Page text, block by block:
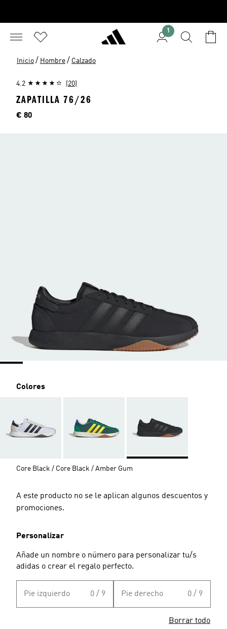
1
Inicio / Hombre / Calzado
4.2 (20)
ZAPATILLA 76/26
Precio
€ 80
Colores
Core Black / Core Black / Amber Gum
A este producto no se le aplican algunos descuentos y
promociones.
Personalizar
Añade un nombre o número para personalizar tu/s
adidas o crear el regalo perfecto.
Pie izquierdo 0 / 9 Pie derecho 0 / 9
Borrar todo